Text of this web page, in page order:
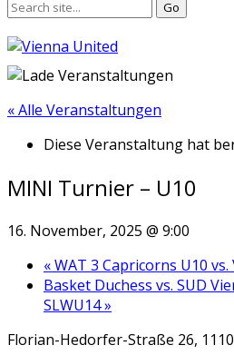
« Alle Veranstaltungen
Diese Veranstaltung hat
MINI Turnier – U10
16. November, 2025 @ 9:00
«WAT 3 Capricorns U10
Basket Duchess vs. SUD
SLWU14»
Florian-Hedorfer-Straße 26,